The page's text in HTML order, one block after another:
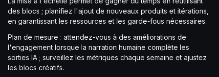
des blocs ; planifiez l'ajout de nouveaux produits et itérations,
en garantissant les ressources et les garde-fous nécessaires.
Plan de mesure : attendez-vous à des améliorations de
l'engagement lorsque la narration humaine complète les
sorties IA ; surveillez les métriques chaque semaine et ajustez
les blocs créatifs.